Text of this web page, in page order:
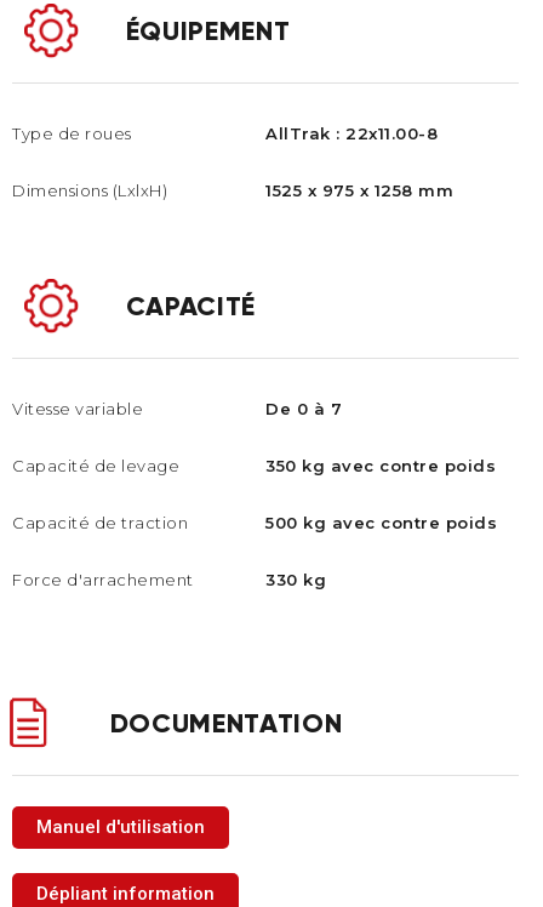
ÉQUIPEMENT
Type de roues
Dimensions (LxlxH)
AllTrak : 22x11.00-8
1525 x 975 x 1258 mm
CAPACITÉ
Vitesse variable
Capacité de levage
Capacité de traction
Force d'arrachement
De 0 à 7
350 kg avec contre poids
500 kg avec contre poids
330 kg
DOCUMENTATION
Manuel d'utilisation
Dépliant information